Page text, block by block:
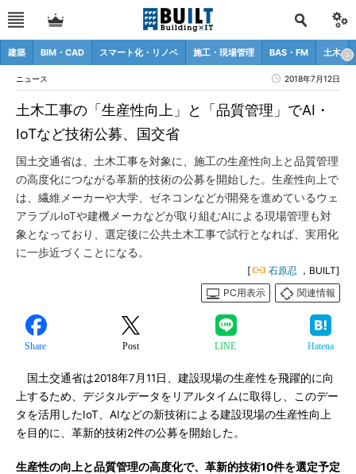
建築 BIM・CAD スマート化・リノベ 施工・現場管理 BAS・FM 土木
ニュース 2018年7月12日
土木工事の「生産性向上」と「品質管理」でAI・
IoTなど技術公募、国交省
国土交通省は、土木工事を対象に、施工の生産性向上と品質管理
の高度化につながる革新的技術の公募を開始した。生産性向上で
は、繊維メーカーや大学、ゼネコンなどが開発を進めているウェ
アラブルIoTや建機メーカなどが取り組むAIによる現場管理も対
象となっており、選定後に公共土木工事で試行となれば、実用化
に一歩近づくことになる。
[ 石原忍 ，BUILT]
PC用表示
関連情報
Share Post LINE Hatena
国土交通省は2018年7月11日、建設現場の生産性を飛躍的に向
上するため、デジタルデータをリアルタイムに取得し、このデー
タを活用したIoT、AIなどの新技術による建設現場の生産性向上
を目的に、革新的技術2件の公募を開始した。
生産性の向上と品質管理の高度化で、革新的技術10件を選定予定